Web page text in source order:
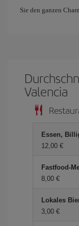
Sie den ganzen
Valencia
Essen,
12,00 €
Fastfood-
8,00 €
Lokales
3,00 €